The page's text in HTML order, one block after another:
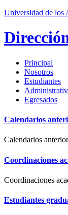
Universidad de los
Principal
Nosotros
Estudiantes
Egresados
Calendarios
Calendarios
Coordinaciones
Coordinaciones
Estudiantes